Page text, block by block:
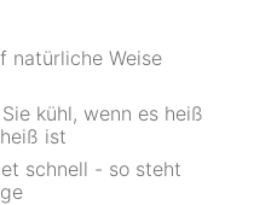
natürliche Weise
kühl, wenn es heiß
ist
schnell - so steht